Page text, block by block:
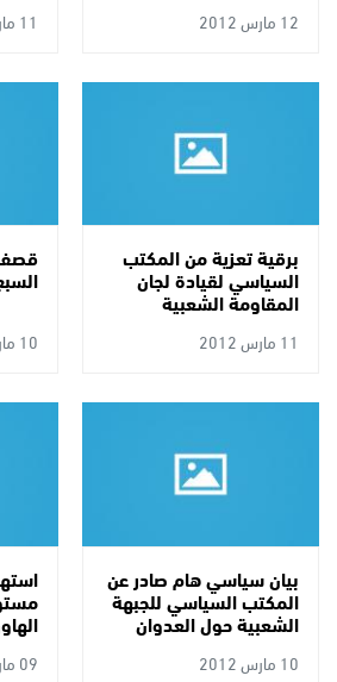
12 مارس 2012 11 مارس 2012
برقية تعزية من المكتب
السياسي لقيادة لجان
المقاومة الشعبية
11 مارس 2012
قصف
10 مارس 2012
بيان سياسي هام صادر عن
المكتب السياسي للجبهة
الشعبية حول العدوان
الصهيوني10 مارس 2012 09 مارس 2012